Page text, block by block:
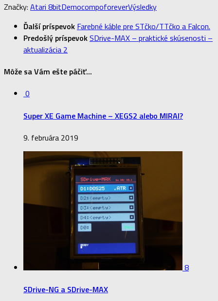
Značky: Atari 8bitDemocompoforeverVýsledky
Ďalší príspevok Farebné káble pre STčko/TTčko a Falcon.
Predošlý príspevokSDrive-MAX – praktické skúsenosti –
aktualizácia 2
Môže sa Vám ešte páčiť...
0
Super XE Game Machine – XEGS2 alebo MIRAI?
9. februára 2019
8
SDrive-NG a SDrive-MAX